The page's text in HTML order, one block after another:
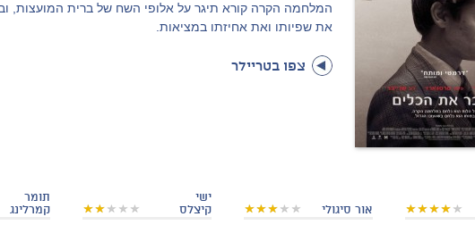
המלחמה הקרה קורא תיגר על אלופי השח של ברית המועצות,
את שפיותו ואת אחיזתו במציאות.
צפו בטריילר
אור סיגולי
ישי
קיצלס
תומר
קמרלינג